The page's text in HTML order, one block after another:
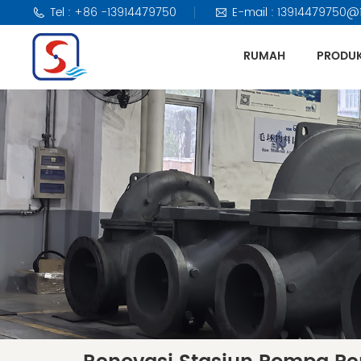
Tel : +86 -13914479750 E-mail :
RUMAH